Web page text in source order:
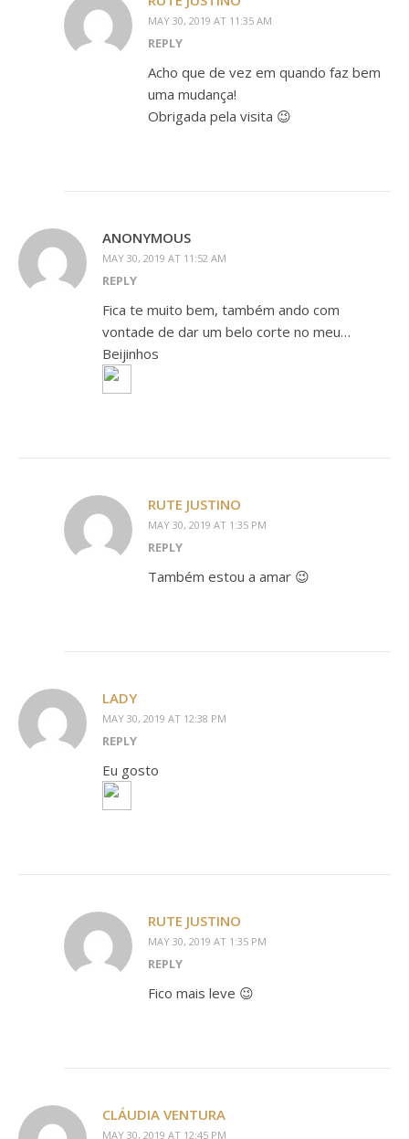
MAY 30, 2019 AT 11:35 AM
REPLY
Acho que de vez em quando faz bem
uma mudança!
Obrigada pela visita 😉
ANONYMOUS
MAY 30, 2019 AT 11:52 AM
REPLY
Fica te muito bem, também ando com
vontade de dar um belo corte no meu…
Beijinhos
RUTE JUSTINO
MAY 30, 2019 AT 1:35 PM
REPLY
Também estou a amar 😉
LADY
MAY 30, 2019 AT 12:38 PM
REPLY
Eu gosto
RUTE JUSTINO
MAY 30, 2019 AT 1:35 PM
REPLY
Fico mais leve 😉
CLÁUDIA VENTURA
MAY 30, 2019 AT 12:45 PM